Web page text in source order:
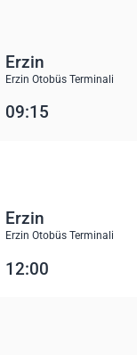
Erzin
Erzin Otobüs Terminali
09:15
Erzin
Erzin Otobüs Terminali
12:00